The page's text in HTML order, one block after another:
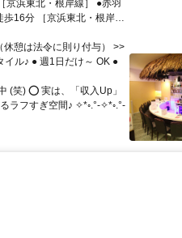
憩は法令に則り付与） >>
イル♪ ● 週1日だけ～ OK ●
(笑) ⭕ 実は、「収入Up」
ラフすぎ空間♪ ✧*◦.°-✧*◦.°-